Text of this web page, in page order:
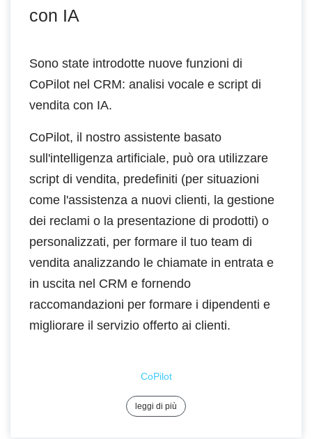
con IA
Sono state introdotte nuove funzioni di
CoPilot nel CRM: analisi vocale e script di
vendita con IA.
CoPilot, il nostro assistente basato
sull'intelligenza artificiale, può ora utilizzare
script di vendita, predefiniti (per situazioni
come l'assistenza a nuovi clienti, la gestione
dei reclami o la presentazione di prodotti) o
personalizzati, per formare il tuo team di
vendita analizzando le chiamate in entrata e
in uscita nel CRM e fornendo
raccomandazioni per formare i dipendenti e
migliorare il servizio offerto ai clienti.
leggi di più
CoPilot